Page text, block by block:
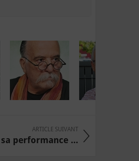
ARTICLE SUIVANT
performance ...